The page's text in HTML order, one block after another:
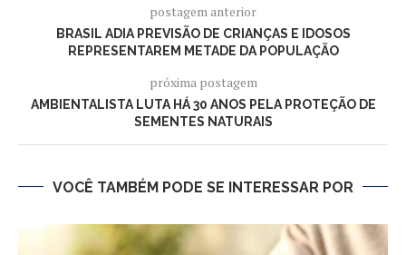
postagem anterior
BRASIL ADIA PREVISÃO DE CRIANÇAS E IDOSOS
REPRESENTAREM METADE DA POPULAÇÃO
próxima postagem
AMBIENTALISTA LUTA HÁ 30 ANOS PELA PROTEÇÃO DE
SEMENTES NATURAIS
VOCÊ TAMBÉM PODE SE INTERESSAR POR